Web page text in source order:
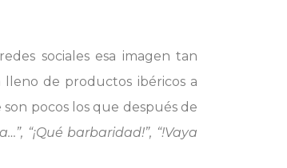
sociales esa imagen tan
de productos ibéricos a
pocos los que después de
“¡Qué barbaridad!”, “!Vaya